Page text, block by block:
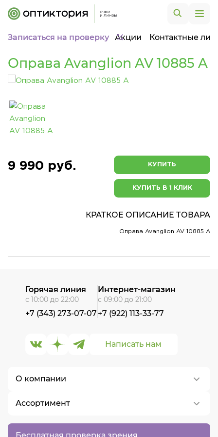
Записаться на проверку Акции Контактные
Оправа Avanglion AV 10885 A
9 990 руб. КУПИТЬ
КУПИТЬ В 1 КЛИК
КРАТКОЕ ОПИСАНИЕ ТОВАРА
Оправа Avanglion AV 10885 A
Бесплатная проверка зрения
О компании
О нас
Контакты
Ассортимент
Написать нам
Горячая линия
с 10:00 до 22:00
+7 (343) 273-07-07
Интернет-магазин
с 09:00 до 21:00
+7 (922) 113-33-77